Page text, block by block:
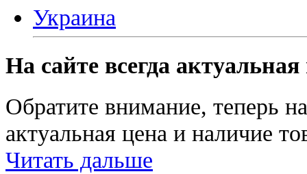
Украина
На сайте всегда
Обратите внимание, теперь
актуальная цена и наличие
Читать дальше